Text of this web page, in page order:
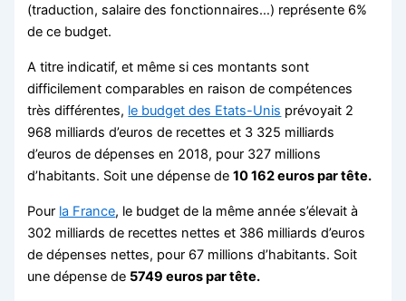
(traduction, salaire des fonctionnaires…) représente 6%
de ce budget.
A titre indicatif, et même si ces montants sont
difficilement comparables en raison de compétences
très différentes, le budget des Etats-Unis prévoyait 2
968 milliards d’euros de recettes et 3 325 milliards
d’euros de dépenses en 2018, pour 327 millions
d’habitants. Soit une dépense de10 162 euros par tête.
Pour la France, le budget de la même année s’élevait à
302 milliards de recettes nettes et 386 milliards d’euros
de dépenses nettes, pour 67 millions d’habitants. Soit
une dépense de 5749 euros par tête.